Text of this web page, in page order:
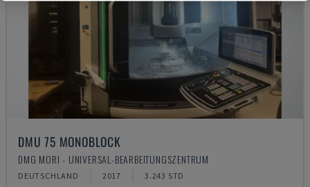
DMU 75 MONOBLOCK
DMG MORI - UNIVERSAL-BEARBEITUNGSZENTRUM
DEUTSCHLAND 2017 3.243 STD